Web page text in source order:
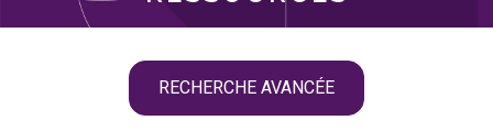
RECHERCHE AVANCÉE